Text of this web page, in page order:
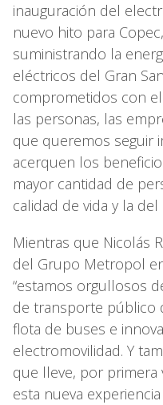
inauguración del
nuevo hito para
suministrando la
eléctricos del Gran
comprometidos con
las personas, las
que queremos seguir
acerquen los
mayor cantidad de
calidad de vida y la del
Mientras que Nicolás
del Grupo Metropol
“estamos orgullosos
de transporte público
flota de buses e
electromovilidad. Y
que lleve, por primera
esta nueva